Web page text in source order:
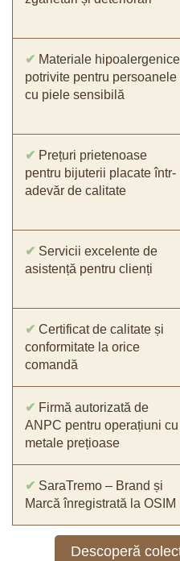
✔ Materiale
potrivite pentru persoanele
cu piele sensibilă
✔ Prețuri prietenoase
pentru bijuterii placate într-
adevăr de calitate
✔ Servicii excelente de
asistență pentru clienți
✔ Certificat de calitate și
conformitate la orice
comandă
✔ Firmă autorizată de
ANPC pentru operațiuni cu
metale prețioase
✔ SaraTremo – Brand și
Marcă înregistrată la OSIM
Descoperă